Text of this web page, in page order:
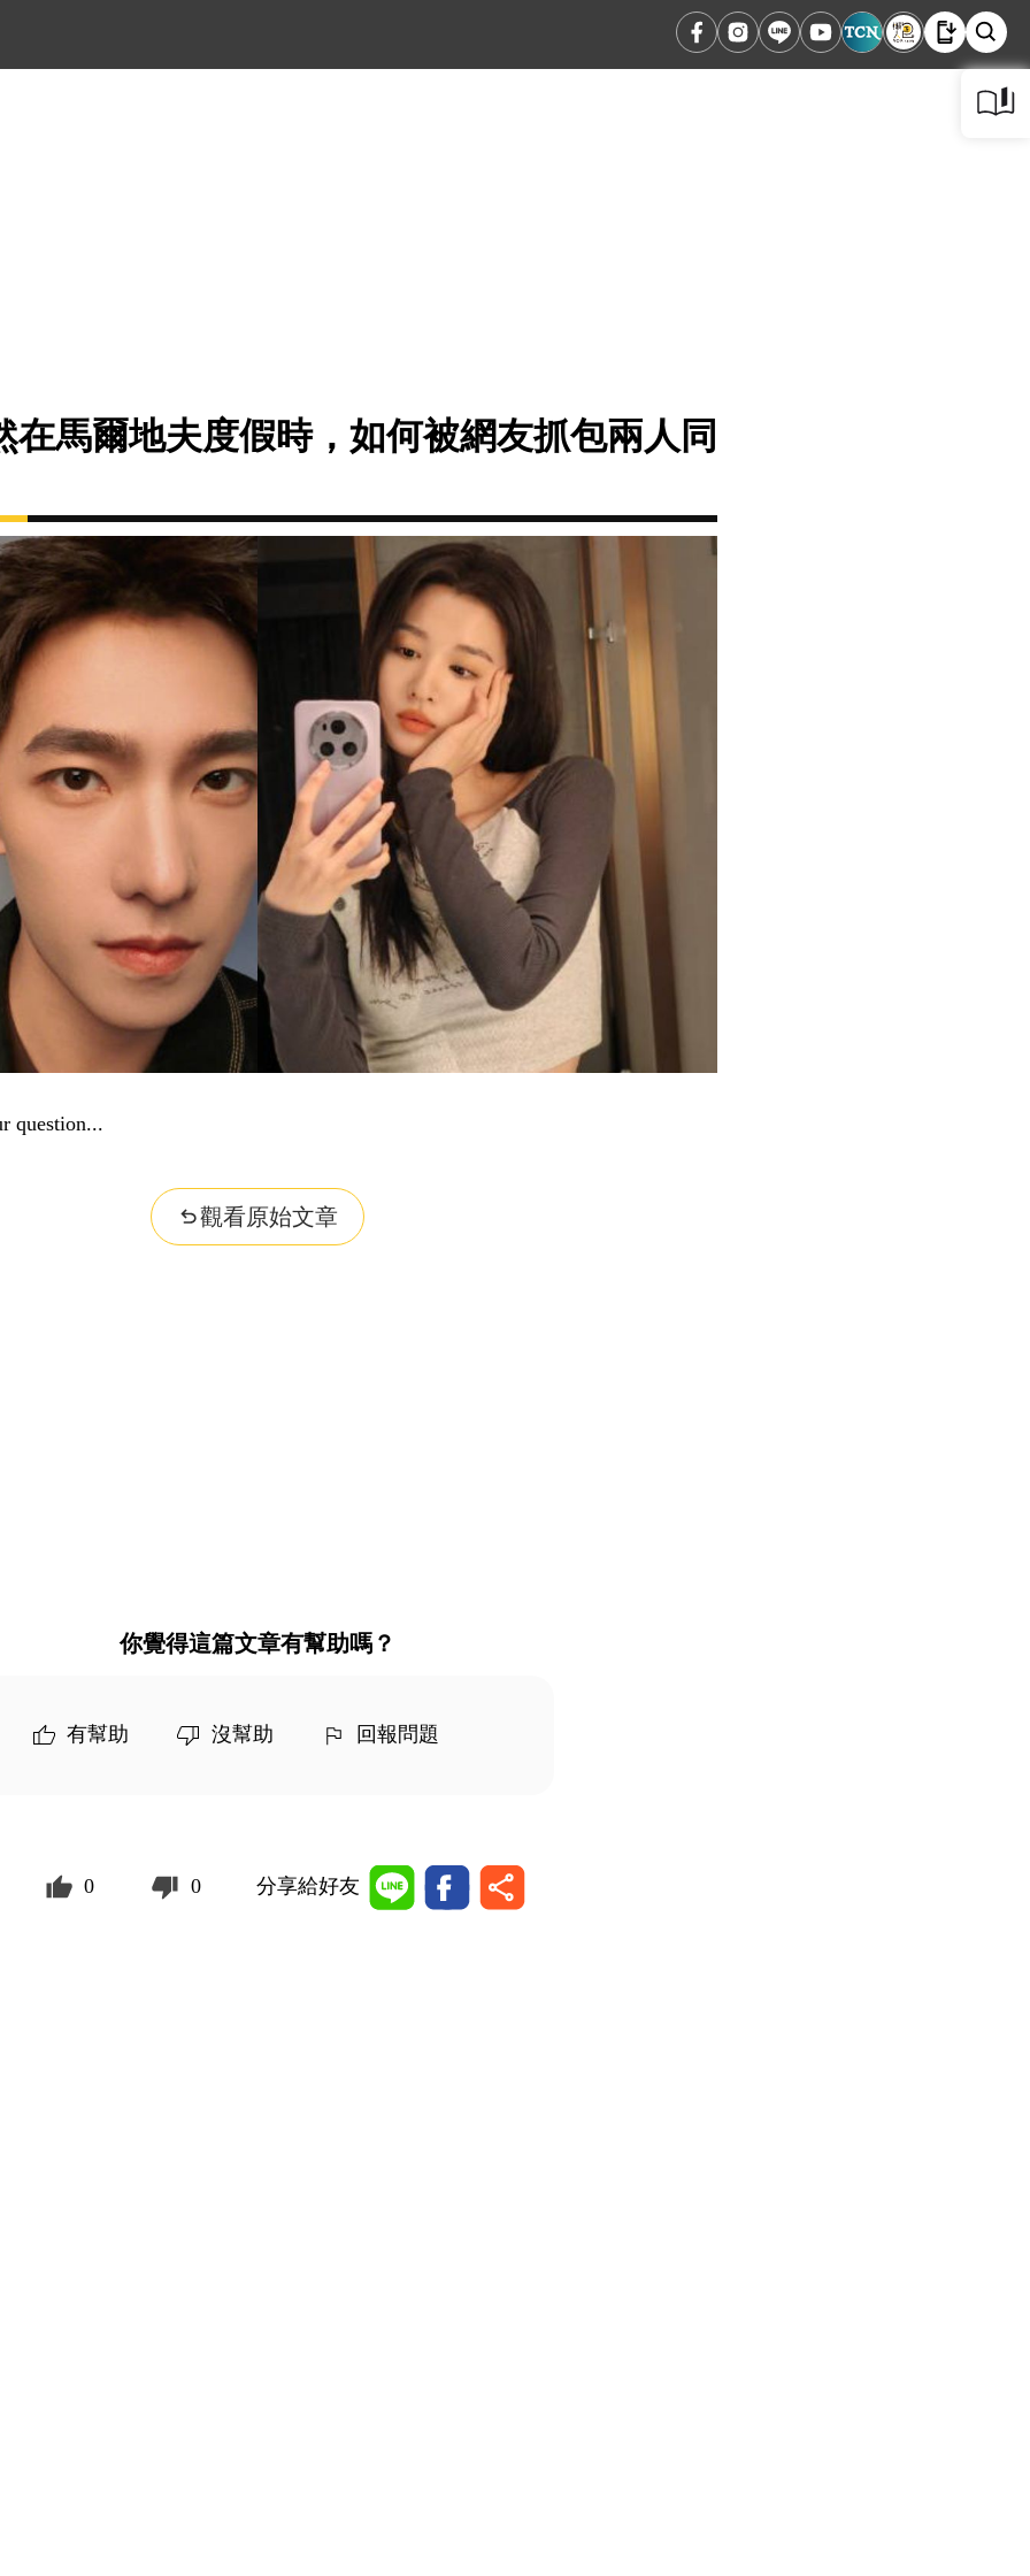
在馬爾地夫度假時，如何被網友抓包兩人同
question...
觀看原始文章
你覺得這篇文章有幫助嗎？
有幫助 沒幫助 回報問題
0 0 分享給好友